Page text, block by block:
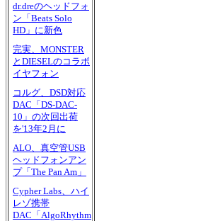
dr.dreのヘッドフォ
ン「Beats Solo
HD」に新色
完実、MONSTER
とDIESELのコラボ
イヤフォン
コルグ、DSD対応
DAC「DS-DAC-
10」の次回出荷
を'13年2月に
ALO、真空管USB
ヘッドフォンアン
プ「The Pan Am」
Cypher Labs、ハイ
レゾ携帯
DAC「AlgoRhythm